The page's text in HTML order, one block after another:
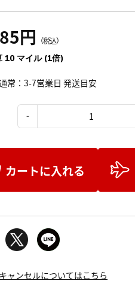
円 （税込）
10 マイル (1倍)
常：3-7営業日 発送目安
カートに入れる
ャンセルについてはこちら